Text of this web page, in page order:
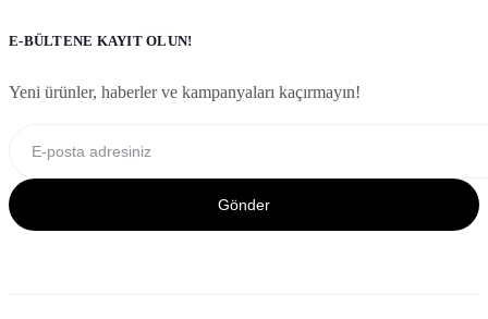
E-BÜLTENE KAYIT OLUN!
Yeni ürünler, haberler ve kampanyaları kaçırmayın!
Gönder